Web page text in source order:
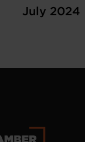
July 2024